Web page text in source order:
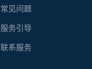
常见问题
服务引导
联系服务